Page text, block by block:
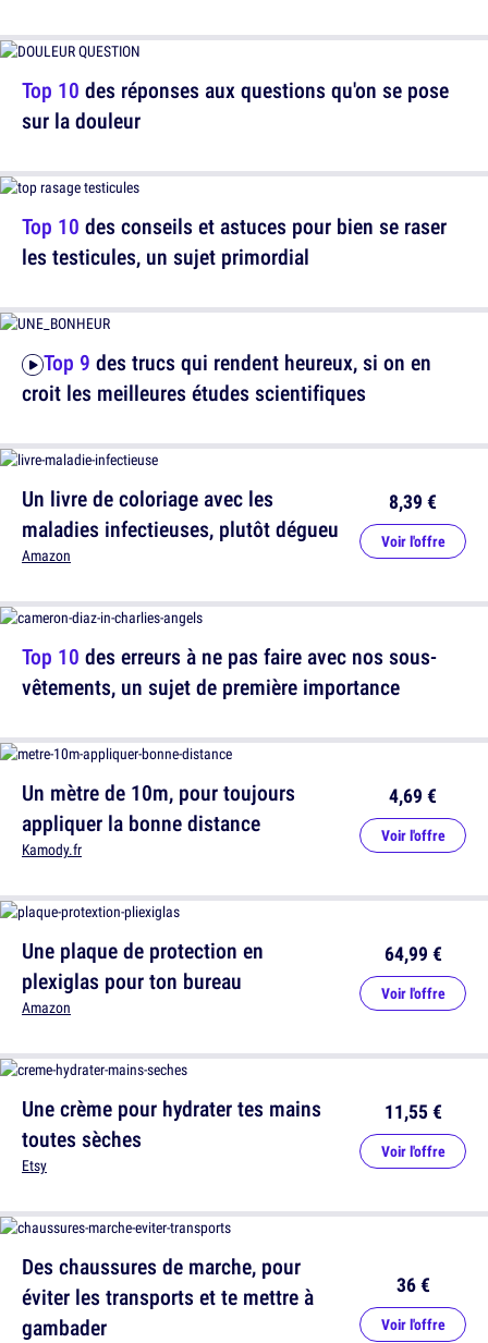
Top 10 des conseils et astuces pour bien se raser
les testicules, un sujet primordial
Un livre de coloriage avec les
maladies infectieuses, plutôt dégueu
Amazon
8,39 €
Voir l'offre
Un mètre de 10m, pour toujours
appliquer la bonne distance
Kamody.fr
4,69 €
Voir l'offre
Une crème pour hydrater tes mains
toutes sèches
Etsy
11,55 €
Voir l'offre
Top 10 des réponses aux questions qu'on se pose
sur la douleur
Top 9 des trucs qui rendent heureux, si on en
croit les meilleures études scientifiques
Top 10 des erreurs à ne pas faire avec nos sous-
vêtements, un sujet de première importance
Une plaque de protection en
plexiglas pour ton bureau
Amazon
64,99 €
Voir l'offre
Des chaussures de marche, pour
éviter les transports et te mettre à
gambader
36 €
Voir l'offre